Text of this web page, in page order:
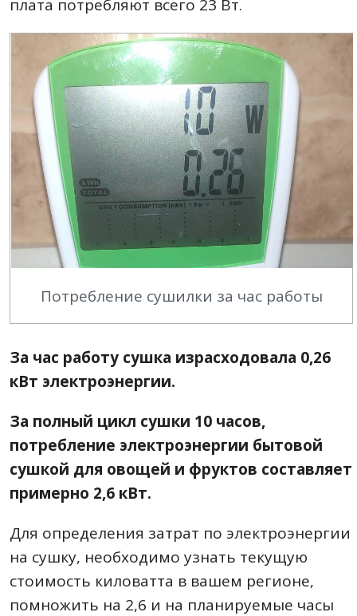
плата потребляют всего 23 Вт.
Потребление сушилки за час работы
За час работу сушка израсходовала 0,26
кВт электроэнергии.
За полный цикл сушки 10 часов,
потребление электроэнергии бытовой
сушкой для овощей и фруктов составляет
примерно 2,6 кВт.
Для определения затрат по электроэнергии
на сушку, необходимо узнать текущую
стоимость киловатта в вашем регионе,
помножить на 2,6 и на планируемые часы